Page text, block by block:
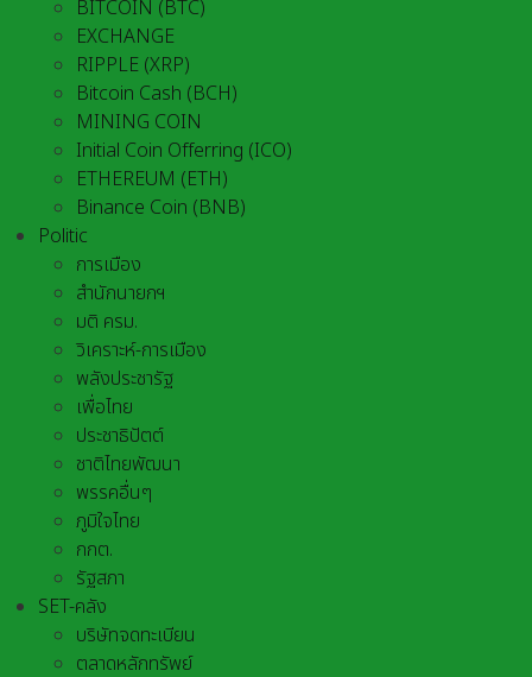
BITCOIN (BTC)
EXCHANGE
RIPPLE (XRP)
Bitcoin Cash (BCH)
MINING COIN
Initial Coin Offerring (ICO)
ETHEREUM (ETH)
Binance Coin (BNB)
Politic
การเมือง
สำนักนายกฯ
มติ ครม.
วิเคราะห์-การเมือง
พลังประชารัฐ
เพื่อไทย
ประชาธิปัตต์
ชาติไทยพัฒนา
พรรคอื่นๆ
ภูมิใจไทย
กกต.
รัฐสภา
SET-คลัง
บริษัทจดทะเบียน
ตลาดหลักทรัพย์